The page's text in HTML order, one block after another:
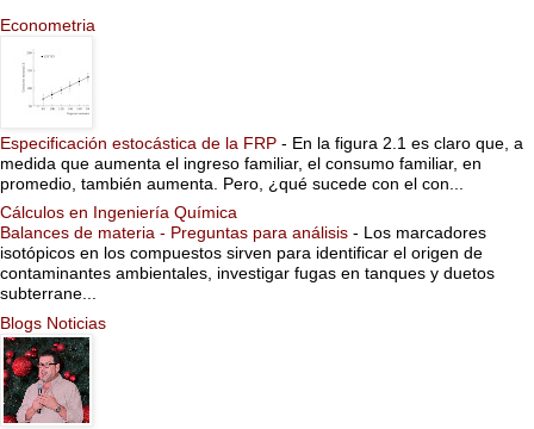
Econometria
Especificación estocástica de la FRP - En la figura 2.1 es claro que, a
medida que aumenta el ingreso familiar, el consumo familiar, en
promedio, también aumenta. Pero, ¿qué sucede con el con...
Cálculos en Ingeniería Química
Balances de materia - Preguntas para análisis - Los marcadores
isotópicos en los compuestos sirven para identificar el origen de
contaminantes ambientales, investigar fugas en tanques y duetos
subterrane...
Blogs Noticias